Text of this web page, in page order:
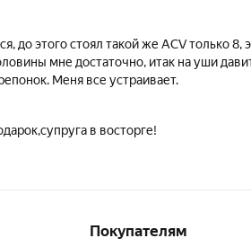
до этого стоял такой же ACV только 8,
мне достаточно, итак на уши
Меня все устраивает.
в восторге!
Покупателям